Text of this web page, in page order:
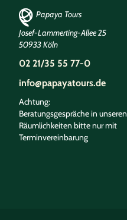
Papaya Tours
Josef-Lammerting-Allee 25
50933 Köln
02 21/35 55 77-0
info@papayatours.de
Achtung:
Beratungsgespräche in unseren
Räumlichkeiten bitte nur mit
Terminvereinbarung